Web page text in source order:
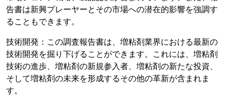
告書は新興プレーヤーとその市場への潜在的影響を強調す
ることもできます。
技術開発：この調査報告書は、増粘剤業界における最新の
技術開発を掘り下げることができます。これには、増粘剤
技術の進歩、増粘剤の新規参入者、増粘剤の新たな投資、
そして増粘剤の未来を形成するその他の革新が含まれま
す。